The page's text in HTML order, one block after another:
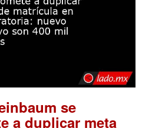
se
a duplicar meta